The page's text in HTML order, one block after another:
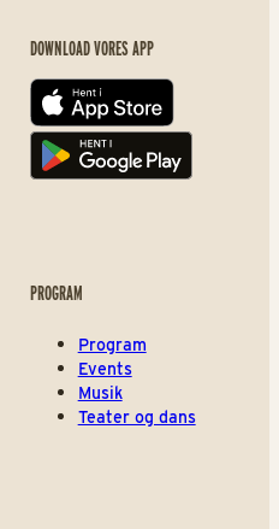
DOWNLOAD VORES APP
App store
Play store
PROGRAM
Program
Events
Musik
Teater og dans